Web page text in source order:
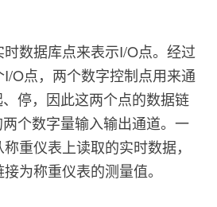
数据库点来表示I/O点。经过
O点，两个数字控制点用来通
停，因此这两个点的数据链
个数字量输入输出通道。一
重仪表上读取的实时数据，
为称重仪表的测量值。